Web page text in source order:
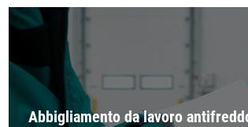
Abbigliamento da lavoro